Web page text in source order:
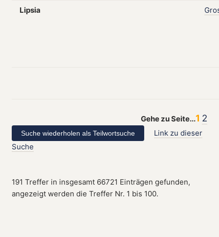
Lipsia
Gehe zu Seite...1 2
Link zu dieser
Suche
191 Treffer in insgesamt 66721 Einträgen gefunden,
angezeigt werden die Treffer Nr. 1 bis 100.